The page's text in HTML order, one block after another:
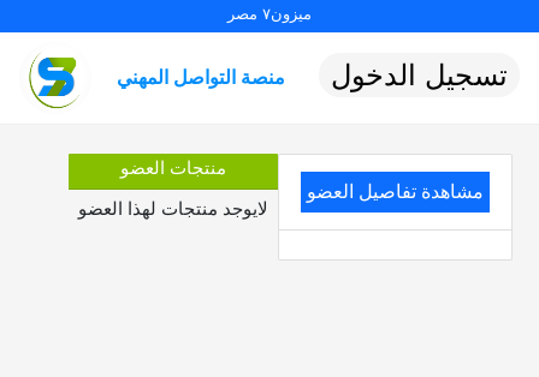
ميزون٧ مصر
منصة التواصل المهني تسجيل الدخول
مشاهدة تفاصيل العضو
منتجات العضو
لايوجد منتجات لهذا العضو